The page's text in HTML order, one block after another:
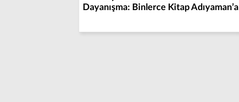
Dayanışma: Binlerce Kitap Adıyaman’a